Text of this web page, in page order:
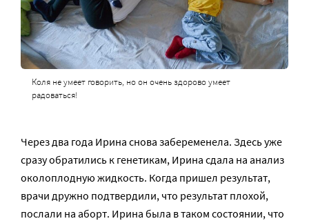
Коля не умеет говорить, но он очень здорово умеет
радоваться!
Через два года Ирина снова забеременела. Здесь уже
сразу обратились к генетикам, Ирина сдала на анализ
околоплодную жидкость. Когда пришел результат,
врачи дружно подтвердили, что результат плохой,
послали на аборт. Ирина была в таком состоянии, что